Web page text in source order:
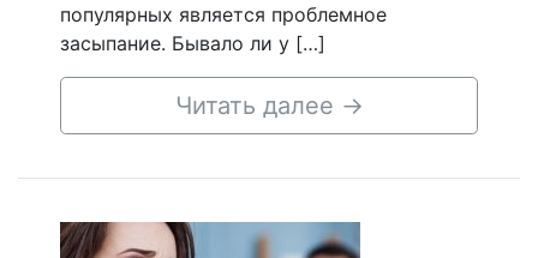
популярных является проблемное
засыпание. Бывало ли у […]
Читать далее →